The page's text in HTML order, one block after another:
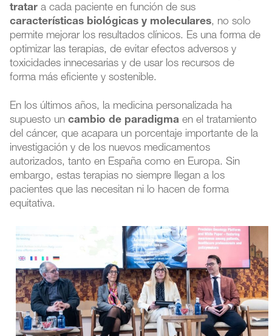
tratar a cada paciente en función de sus
características biológicas y moleculares, no solo
permite mejorar los resultados clínicos. Es una forma de
optimizar las terapias, de evitar efectos adversos y
toxicidades innecesarias y de usar los recursos de
forma más eficiente y sostenible.
En los últimos años, la medicina personalizada ha
supuesto un cambio de paradigma en el tratamiento
del cáncer, que acapara un porcentaje importante de la
investigación y de los nuevos medicamentos
autorizados, tanto en España como en Europa. Sin
embargo, estas terapias no siempre llegan a los
pacientes que las necesitan ni lo hacen de forma
equitativa.